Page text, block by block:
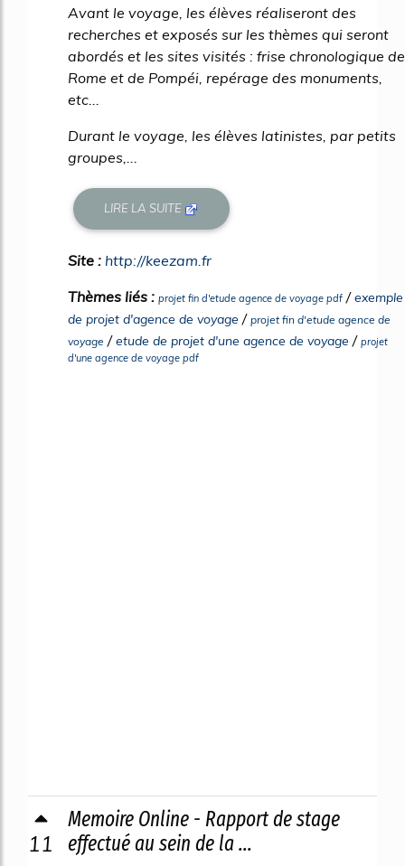
Avant le voyage, les élèves réaliseront des
recherches et exposés sur les thèmes qui seront
abordés et les sites visités : frise chronologique de
Rome et de Pompéi, repérage des monuments,
etc...
Durant le voyage, les élèves latinistes, par petits
groupes,...
LIRE LA SUITE
Site : http://keezam.fr
Thèmes liés : projet fin d'etude agence de voyage pdf /exemple
de projet d'agence de voyage / projet fin d'etude agence de
voyage /etude de projet d'une agence de voyage / projet
d'une agence de voyage pdf
11
Memoire Online - Rapport de stage
effectué au sein de la ...